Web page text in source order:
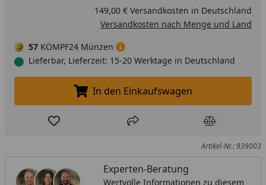
149,00 € Versandkosten in Deutschland
Versandkosten nach Menge und Land
57 KÖMPF24 Münzen
Lieferbar, Lieferzeit: 15-20 Werktage in Deutschland
In den Einkaufswagen legen
In den Einkaufswagen
Produkt zur Wunschliste hinzufügen
Teilen Produkt
Artikel-Nr.: 939003
Experten-Beratung
Wertvolle Informationen zu diesem